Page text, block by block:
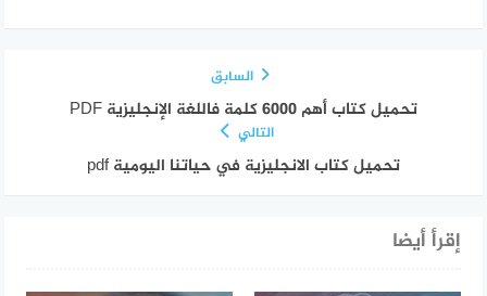
السابق
تحميل كتاب أهم 6000 كلمة فاللغة الإنجليزية PDF
التالي
تحميل كتاب الانجليزية في حياتنا اليومية pdf
إقرأ أيضا